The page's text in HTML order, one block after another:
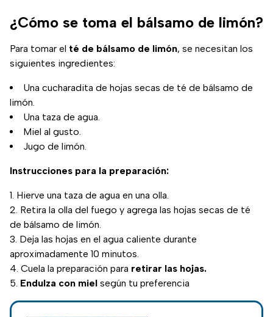
¿Cómo se toma el bálsamo de limón?
Para tomar el té de bálsamo de limón, se necesitan los
siguientes ingredientes:
Una cucharadita de hojas secas de té de bálsamo de
limón.
Una taza de agua.
Miel al gusto.
Jugo de limón.
Instrucciones para la preparación:
Hierve una taza de agua en una olla.
Retira la olla del fuego y agrega las hojas secas de té
de bálsamo de limón.
Deja las hojas en el agua caliente durante
aproximadamente 10 minutos.
Cuela la preparación para retirar las hojas.
Endulza con miel según tu preferencia